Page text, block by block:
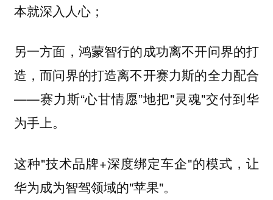
本就深入人心；
另一方面，鸿蒙智行的成功离不开问界的打
造，而问界的打造离不开赛力斯的全力配合
——赛力斯“心甘情愿”地把"灵魂"交付到华
为手上。
这种"技术品牌+深度绑定车企"的模式，让
华为成为智驾领域的"苹果"。